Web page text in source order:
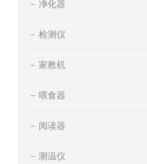
净化器
检测仪
家教机
喂食器
阅读器
测温仪